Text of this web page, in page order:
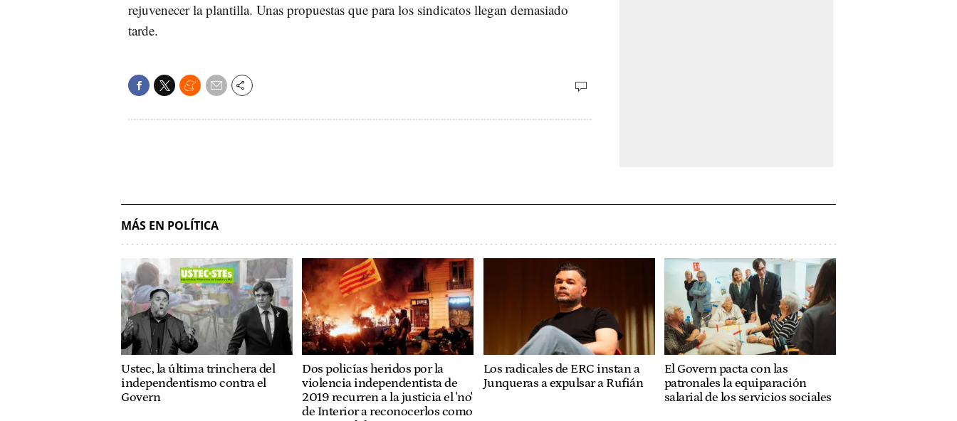
rejuvenecer la plantilla. Unas propuestas que para los sindicatos llegan demasiado
tarde.
MÁS EN POLÍTICA
Ustec, la última trinchera del
independentismo contra el
Govern
Dos policías heridos por la
violencia independentista de
2019 recurren a la justicia el 'no'
de Interior a reconocerlos como
Los radicales de ERC instan a
Junqueras a expulsar a Rufián
El Govern pacta con las
patronales la equiparación
salarial de los servicios sociales